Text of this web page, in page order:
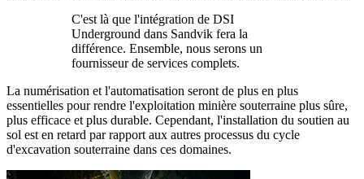
C'est là que l'intégration de DSI
Underground dans Sandvik fera la
différence. Ensemble, nous serons un
fournisseur de services complets.
La numérisation et l'automatisation seront de plus en plus
essentielles pour rendre l'exploitation minière souterraine plus sûre,
plus efficace et plus durable. Cependant, l'installation du soutien au
sol est en retard par rapport aux autres processus du cycle
d'excavation souterraine dans ces domaines.